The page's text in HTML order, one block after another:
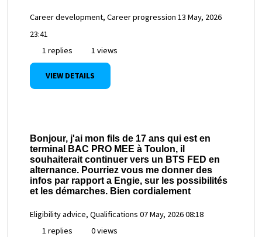
Career development, Career progression 13 May, 2026
23:41
1 replies
1 views
VIEW DETAILS
Bonjour, j'ai mon fils de 17 ans qui est en
terminal BAC PRO MEE à Toulon, il
souhaiterait continuer vers un BTS FED en
alternance. Pourriez vous me donner des
infos par rapport a Engie, sur les possibilités
et les démarches. Bien cordialement
Eligibility advice, Qualifications 07 May, 2026 08:18
1 replies
0 views